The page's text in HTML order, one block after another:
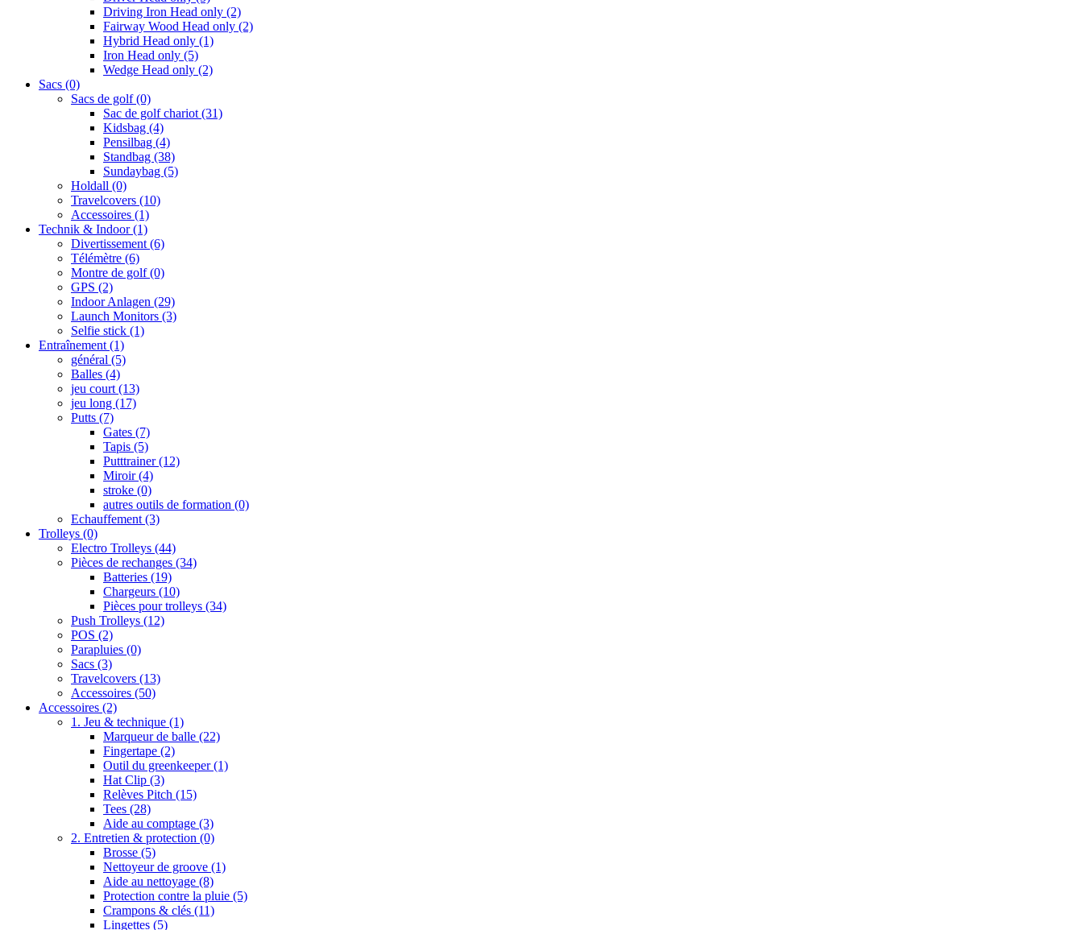
Driving Iron Head only (2)
Fairway Wood Head only (2)
Hybrid Head only (1)
Iron Head only (5)
Wedge Head only (2)
Sacs (0)
Sacs de golf(0)
Sac de golf chariot (31)
Kidsbag (4)
Pensilbag (4)
Standbag (38)
Sundaybag (5)
Holdall (0)
Travelcovers (10)
Accessoires (1)
Technik & Indoor(1)
Divertissement (6)
Télémètre (6)
Montre de golf(0)
GPS (2)
Indoor Anlagen (29)
Launch Monitors (3)
Selfie stick (1)
Entraînement (1)
général (5)
Balles (4)
jeu court (13)
jeu long (17)
Putts (7)
Gates (7)
Tapis (5)
Putttrainer(12)
Miroir(4)
stroke (0)
autres outils de formation (0)
Echauffement (3)
Trolleys (0)
Electro Trolleys (44)
Pièces de rechanges (34)
Batteries (19)
Chargeurs (10)
Pièces pour trolleys (34)
Push Trolleys (12)
POS (2)
Parapluies (0)
Sacs (3)
Travelcovers (13)
Accessoires (50)
Accessoires (2)
1. Jeu & technique (1)
Marqueur de balle (22)
Fingertape (2)
Outil du greenkeeper(1)
Hat Clip (3)
Relèves Pitch (15)
Tees (28)
Aide au comptage (3)
2. Entretien & protection (0)
Brosse (5)
Nettoyeur de groove (1)
Aide au nettoyage (8)
Protection contre la pluie (5)
Crampons & clés (11)
Lingettes (5)